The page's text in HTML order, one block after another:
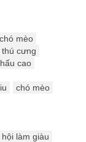
mèo
cưng
cao
chó mèo
làm giàu